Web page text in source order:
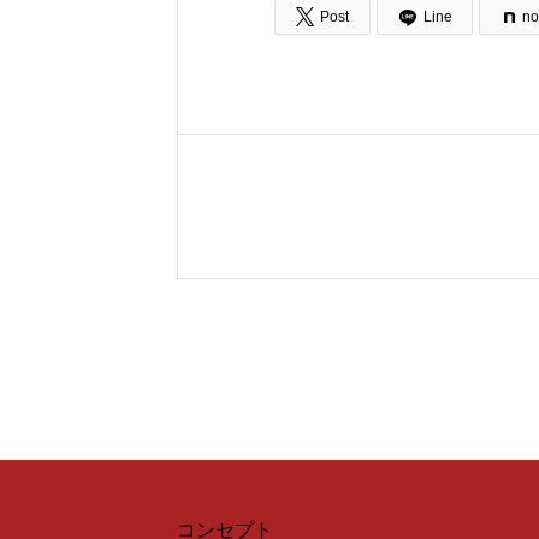
 Post Line
コンセプト